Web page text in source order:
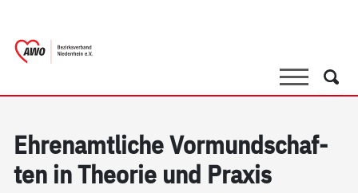
SucheSuche
Eh­renamt­li­che Vor­mund­schaf­
ten in The­o­rie und Pra­xis